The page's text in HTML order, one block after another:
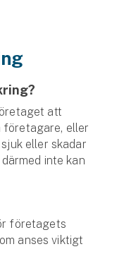
att
företagare, eller
eller skadar
inte kan
företagets
anses viktigt